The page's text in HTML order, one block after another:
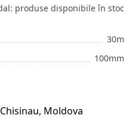
30m
100mm
Chisinau, Moldova